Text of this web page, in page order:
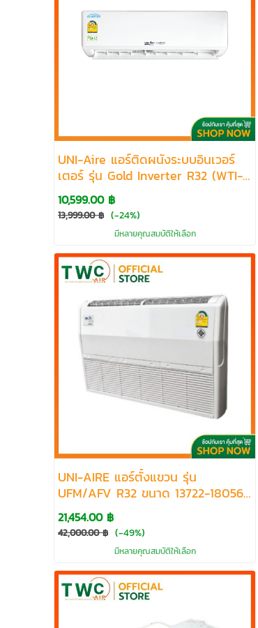
UNI-Aire แอร์ติดผนังระบบอินเวอร์
เตอร์ รุ่น Gold Inverter R32 (WTI-
F/ATI-F) ขนาด 10105-22526 BTU
10,599.00 ฿
13,999.00 ฿ (-24%)
มีหลายคุณสมบัติให้เลือก
UNI-AIRE แอร์ตั้งแขวน รุ่น
UFM/AFV R32 ขนาด 13722-18056
BTU
21,454.00 ฿
42,000.00 ฿ (-49%)
มีหลายคุณสมบัติให้เลือก